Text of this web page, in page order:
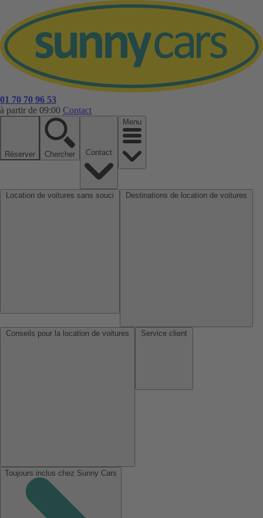
01 70 70 96 53
à partir de 09:00 Contact
Réserver Chercher
Menu
Toujours inclus chez Sunny Cars